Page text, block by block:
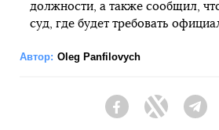
должности, а также сообщил,
суд, где будет требовать
Автор: Oleg Panfilovych
FacebookTwitter